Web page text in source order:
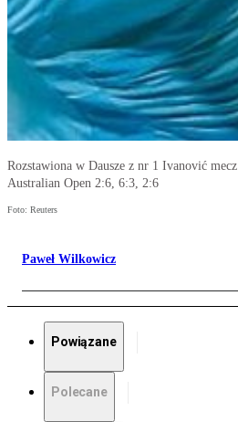
Rozstawiona w Dausze z nr 1 Ivanović
Australian Open 2:6, 6:3, 2:6
Foto: Reuters
Paweł Wilkowicz
Powiązane
Polecane